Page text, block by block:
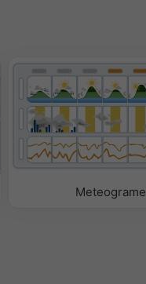
Meteograme